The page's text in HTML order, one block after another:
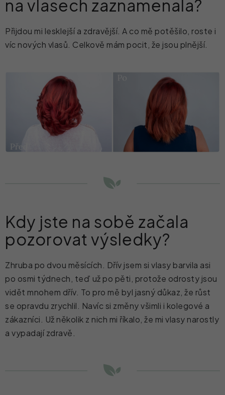
na vlasech zaznamenala?
Přijdou mi lesklejší a zdravější. A co mě potěšilo, roste i
víc nových vlasů. Celkově mám pocit, že jsou plnější.
Kdy jste na sobě začala
pozorovat výsledky?
Zhruba po dvou měsících. Dřív jsem si vlasy barvila asi
po osmi týdnech, teď už po pěti, protože odrosty jsou
vidět mnohem dřív. To pro mě byl jasný důkaz, že růst
se opravdu zrychlil. Navíc si změny všimli i kolegové a
zákazníci. Už několik z nich mi říkalo, že mi vlasy narostly
a vypadají zdravě.